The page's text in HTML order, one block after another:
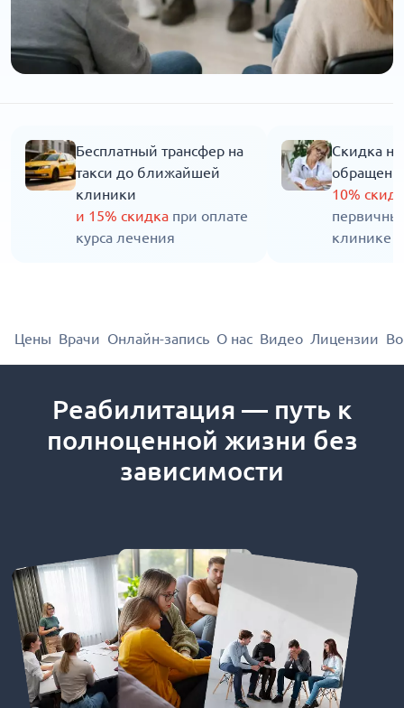
Бесплатный трансфер на
такси до ближайшей
клиники
и 15% скидка при оплате
курса лечения
Скидка
10%
клинике
Цены Врачи Онлайн-запись О нас Видео Лицензии
Реабилитация — путь к
полноценной жизни без
зависимости